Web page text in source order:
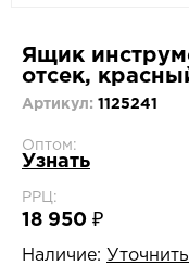
Ящик
отсек,
Артикул: 1125241
Оптом:
Узнать
РРЦ:
18 950 ₽
Наличие: Уточнить